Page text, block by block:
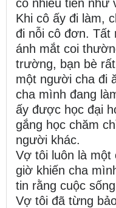
có nhiều tiền như
Khi cô ấy đi làm,
đi nỗi cô đơn. Tất
ánh mắt coi
trường, bạn bè
một người cha đi
cha mình đang
ấy được học đại
gắng học chăm
người khác.
Vợ tôi luôn là một
giờ khiến cha
tin rằng cuộc
Vợ tôi đã từng